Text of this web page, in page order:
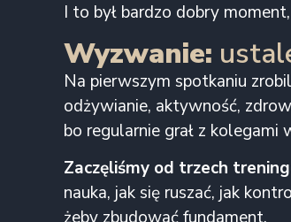
I to był bardzo dobry moment,
Wyzwanie:
Na pierwszym spotkaniu
odżywianie, aktywność,
bo regularnie grał z kolegami
Zaczęliśmy od trzech
nauka, jak się ruszać, jak